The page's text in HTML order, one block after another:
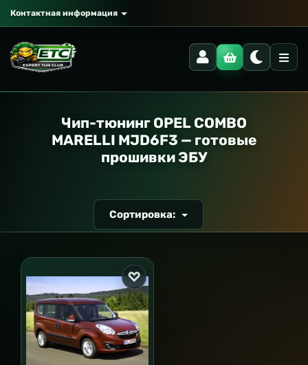
Контактная информация
Чип-тюнинг OPEL COMBO
MARELLI MJD6F3 — готовые
прошивки ЭБУ
Сортировка: